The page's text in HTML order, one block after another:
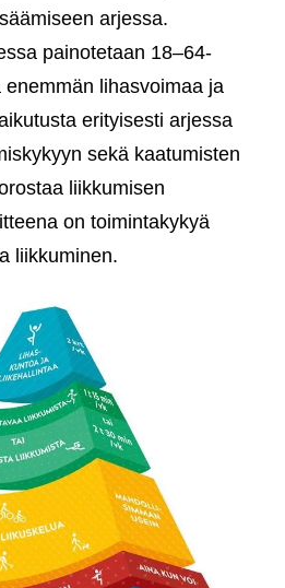
arjessa.
painotetaan 18–64-
lihasvoimaa ja
erityisesti arjessa
sekä kaatumisten
liikkumisen
on toimintakykyä
liikkuminen.